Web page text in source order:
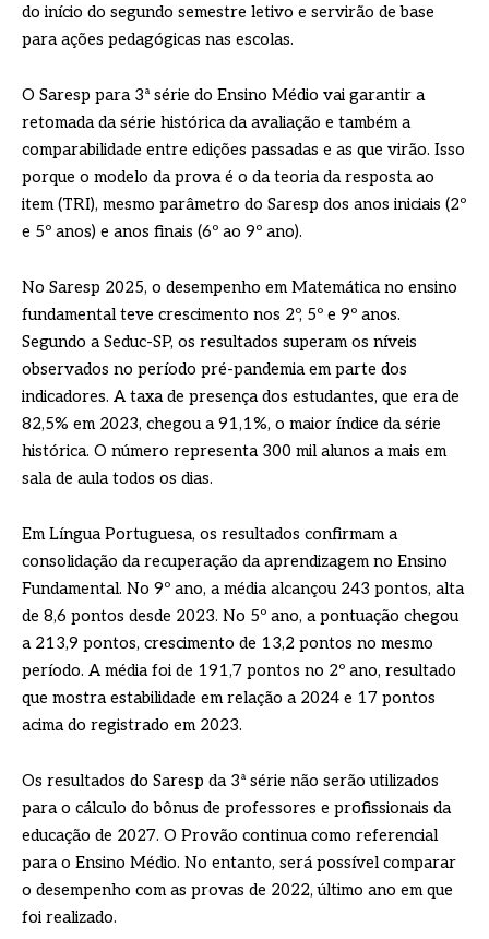
do início do segundo semestre letivo e servirão de base
para ações pedagógicas nas escolas.
O Saresp para 3ª série do Ensino Médio vai garantir a
retomada da série histórica da avaliação e também a
comparabilidade entre edições passadas e as que virão. Isso
porque o modelo da prova é o da teoria da resposta ao
item (TRI), mesmo parâmetro do Saresp dos anos iniciais (2º
e 5º anos) e anos finais (6º ao 9º ano).
No Saresp 2025, o desempenho em Matemática no ensino
fundamental teve crescimento nos 2º, 5º e 9º anos.
Segundo a Seduc-SP, os resultados superam os níveis
observados no período pré-pandemia em parte dos
indicadores. A taxa de presença dos estudantes, que era de
82,5% em 2023, chegou a 91,1%, o maior índice da série
histórica. O número representa 300 mil alunos a mais em
sala de aula todos os dias.
Em Língua Portuguesa, os resultados confirmam a
consolidação da recuperação da aprendizagem no Ensino
Fundamental. No 9º ano, a média alcançou 243 pontos, alta
de 8,6 pontos desde 2023. No 5º ano, a pontuação chegou
a 213,9 pontos, crescimento de 13,2 pontos no mesmo
período. A média foi de 191,7 pontos no 2º ano, resultado
que mostra estabilidade em relação a 2024 e 17 pontos
acima do registrado em 2023.
Os resultados do Saresp da 3ª série não serão utilizados
para o cálculo do bônus de professores e profissionais da
educação de 2027. O Provão continua como referencial
para o Ensino Médio. No entanto, será possível comparar
o desempenho com as provas de 2022, último ano em que
foi realizado.